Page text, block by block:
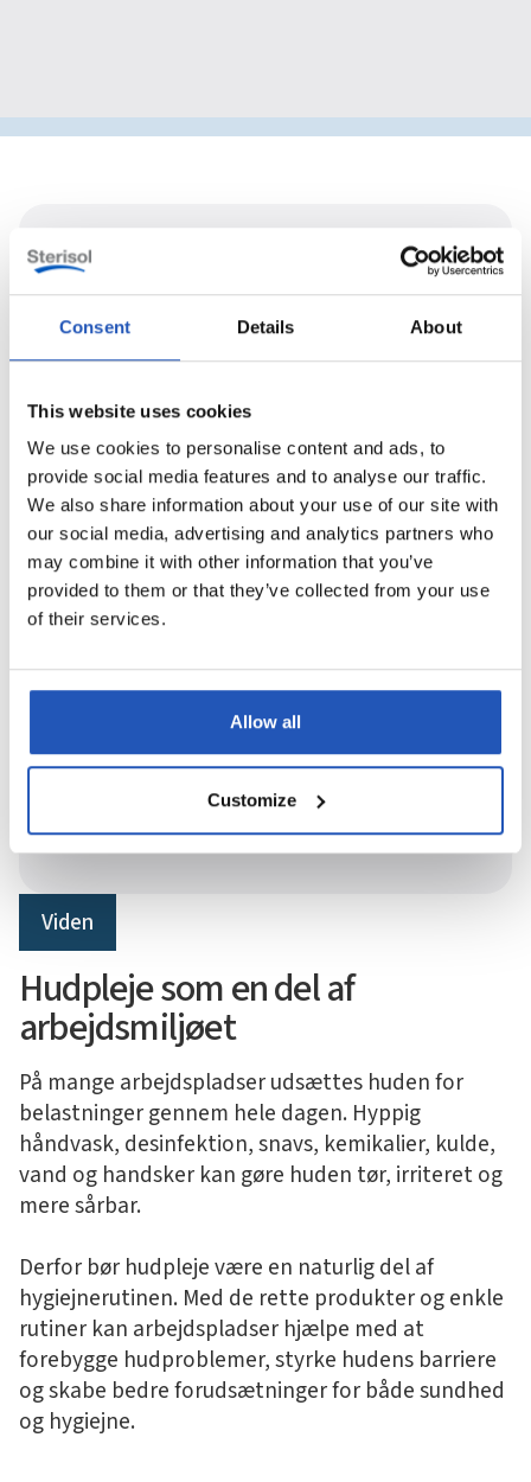
Consent Details About
This website uses cookies
We use cookies to personalise content and ads, to
provide social media features and to analyse our traffic.
We also share information about your use of our site with
our social media, advertising and analytics partners who
may combine it with other information that you’ve
provided to them or that they’ve collected from your use
of their services.
Allow all
Customize
Løsninger, der matcher
hver udfordring
Viden
Hudpleje som en del af
arbejdsmiljøet
På mange arbejdspladser udsættes huden for
belastninger gennem hele dagen. Hyppig
håndvask, desinfektion, snavs, kemikalier, kulde,
vand og handsker kan gøre huden tør, irriteret og
mere sårbar.
Derfor bør hudpleje være en naturlig del af
hygiejnerutinen. Med de rette produkter og enkle
rutiner kan arbejdspladser hjælpe med at
forebygge hudproblemer, styrke hudens barriere
og skabe bedre forudsætninger for både sundhed
og hygiejne.